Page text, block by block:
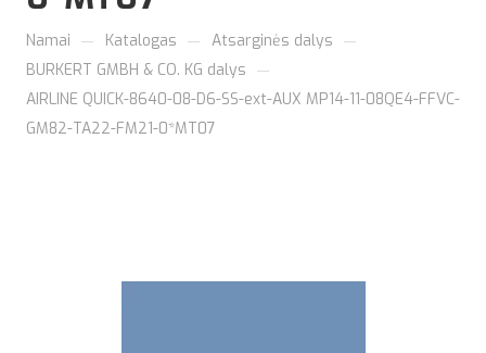
Namai — Katalogas — Atsarginės dalys —
BURKERT GMBH & CO. KG dalys —
AIRLINE QUICK-8640-08-D6-SS-ext-AUX MP14-11-08QE4-FFVC-
GM82-TA22-FM21-0*MT07